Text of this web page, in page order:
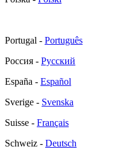
Portugal - Português
Россия - Русский
España - Español
Sverige - Svenska
Suisse - Français
Schweiz - Deutsch